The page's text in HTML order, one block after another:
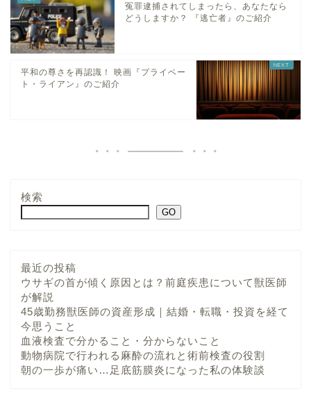
冤罪逮捕されてしまったら、あなたなら
どうしますか？ 『逃亡者』のご紹介
平和の尊さを再認識！ 映画『プライベー
ト・ライアン』のご紹介
検索
GO
最近の投稿
ウサギの首が傾く原因とは？前庭疾患について獣医師
が解説
45歳勤務獣医師の資産形成｜結婚・転職・投資を経て
今思うこと
血液検査で分かること・分からないこと
動物病院で行われる麻酔の流れと術前検査の役割
朝の一歩が痛い…足底筋膜炎になった私の体験談